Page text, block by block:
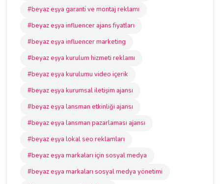
#beyaz eşya garanti ve montaj reklamı
#beyaz eşya influencer ajans fiyatları
#beyaz eşya influencer marketing
#beyaz eşya kurulum hizmeti reklamı
#beyaz eşya kurulumu video içerik
#beyaz eşya kurumsal iletişim ajansı
#beyaz eşya lansman etkinliği ajansı
#beyaz eşya lansman pazarlaması ajansı
#beyaz eşya lokal seo reklamları
#beyaz eşya markaları için sosyal medya
#beyaz eşya markaları sosyal medya yönetimi